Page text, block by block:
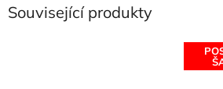
Související produkty